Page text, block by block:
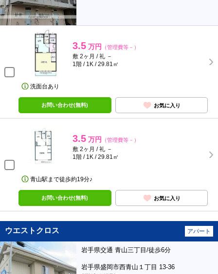
3.5 万円 （管理費等－）
敷 2ヶ月 / 礼 －
1階 / 1K / 29.81㎡
洗面台あり
お問い合わせ(無料) お気に入り
3.5 万円 （管理費等－）
敷 2ヶ月 / 礼 －
1階 / 1K / 29.81㎡
青山駅まで徒歩約19分♪
お問い合わせ(無料) お気に入り
ウエストクロス アパート
岩手県交通 青山三丁目/徒歩6分
岩手県盛岡市西青山１丁目 13-36